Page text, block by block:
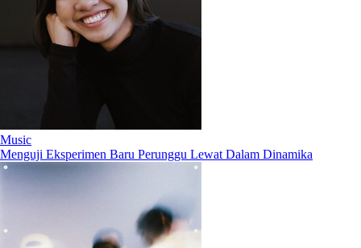
Music
Menguji Eksperimen Baru Perunggu Lewat Dalam Dinamika